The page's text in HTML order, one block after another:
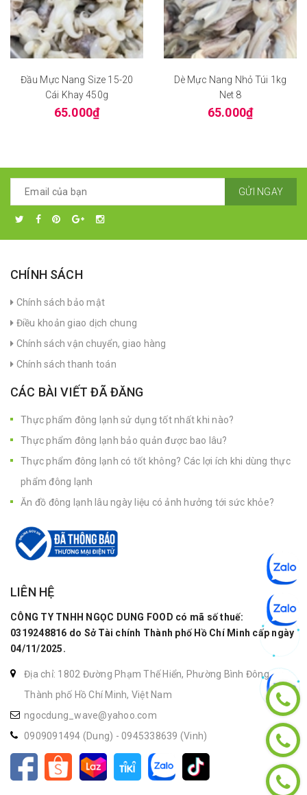
Đầu Mực Nang Size 15-20
Cái Khay 450g
65.000₫
Dè Mực Nang Nhỏ Túi 1kg
Net 8
65.000₫
GỬI NGAY
CHÍNH SÁCH
Chính sách bảo mật
Điều khoản giao dịch chung
Chính sách vận chuyển, giao hàng
Chính sách thanh toán
CÁC BÀI VIẾT ĐÃ ĐĂNG
Thực phẩm đông lạnh sử dụng tốt nhất khi nào?
Thực phẩm đông lạnh bảo quản được bao lâu?
Thực phẩm đông lạnh có tốt không? Các lợi ích khi dùng thực
phẩm đông lạnh
Ăn đồ đông lạnh lâu ngày liệu có ảnh hưởng tới sức khỏe?
LIÊN HỆ
CÔNG TY TNHH NGỌC DUNG FOOD có mã số thuế:
0319248816 do Sở Tài chính Thành phố Hồ Chí Minh cấp ngày
04/11/2025.
Địa chỉ: 1802 Đường Phạm Thế Hiển, Phường Bình Đông,
Thành phố Hồ Chí Minh, Việt Nam
ngocdung_wave@yahoo.com
0909091494 (Dung) - 0945338639 (Vinh)